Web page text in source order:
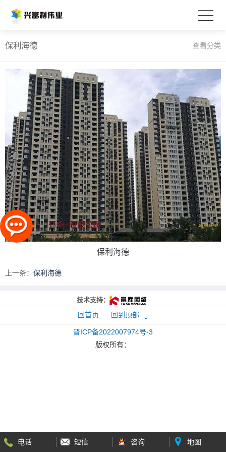
保利海德 查看分类
保利海德
上一条： 保利海德
技术支持：
回首页 回到顶部
晋ICP备2022007974号-3
版权所有：
电话 短信 咨询 地图